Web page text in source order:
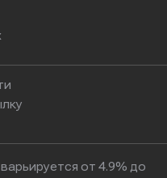
от 4.9% до